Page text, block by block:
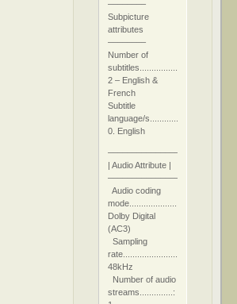
––––––––
Subpicture
attributes
––––––––
Number of
subtitles....................:
2 – English &
French
Subtitle
language/s....................:
0. English
–––––––––––––––––––
| Audio Attribute |
–––––––––––––––––––
Audio coding
mode....................:
Dolby Digital
(AC3)
Sampling
rate........................:
48kHz
Number of audio
streams..............: